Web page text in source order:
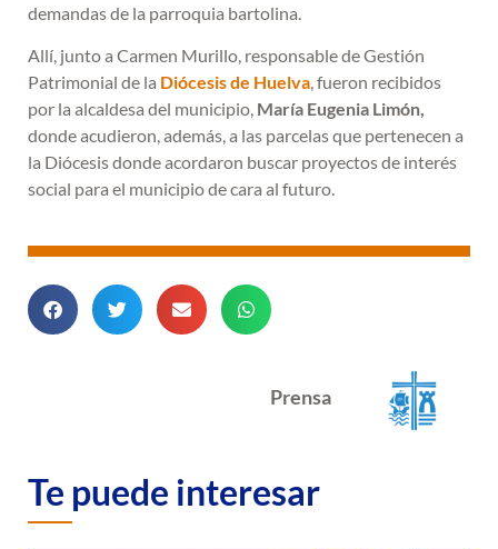
demandas de la parroquia bartolina.
Allí, junto a Carmen Murillo, responsable de Gestión
Patrimonial de la Diócesis de Huelva, fueron recibidos
por la alcaldesa del municipio, María Eugenia Limón,
donde acudieron, además, a las parcelas que pertenecen a
la Diócesis donde acordaron buscar proyectos de interés
social para el municipio de cara al futuro.
Prensa
Te puede interesar